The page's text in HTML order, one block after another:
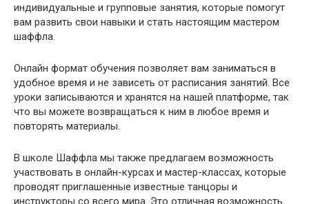
индивидуальные и групповые занятия, которые помогут
вам развить свои навыки и стать настоящим мастером
шаффла.
Онлайн формат обучения позволяет вам заниматься в
удобное время и не зависеть от расписания занятий. Все
уроки записываются и хранятся на нашей платформе, так
что вы можете возвращаться к ним в любое время и
повторять материалы.
В школе Шаффла мы также предлагаем возможность
участвовать в онлайн-курсах и мастер-классах, которые
проводят приглашенные известные танцоры и
инструкторы со всего мира. Это отличная возможность